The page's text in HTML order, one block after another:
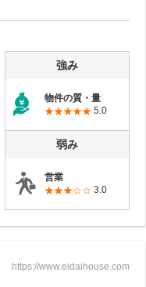
強み
物件の質・量
5.0
弱み
営業
3.0
https://www.eidaihouse.com